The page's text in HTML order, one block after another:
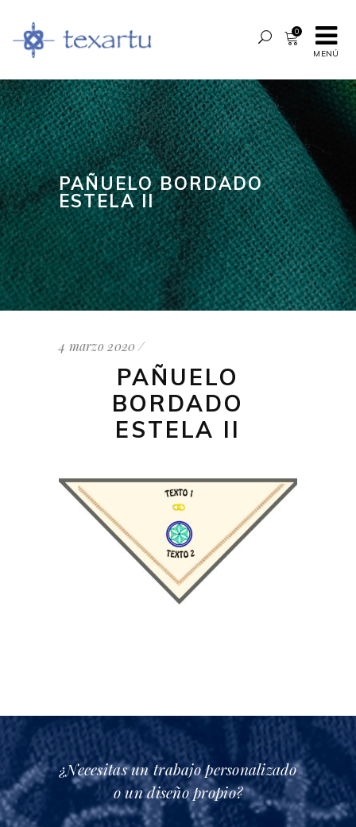
MENÚ
0
PAÑUELO BORDADO
ESTELA II
4 marzo 2020
PAÑUELO
BORDADO
ESTELA II
¿Necesitas un trabajo personalizado
o un diseño propio?